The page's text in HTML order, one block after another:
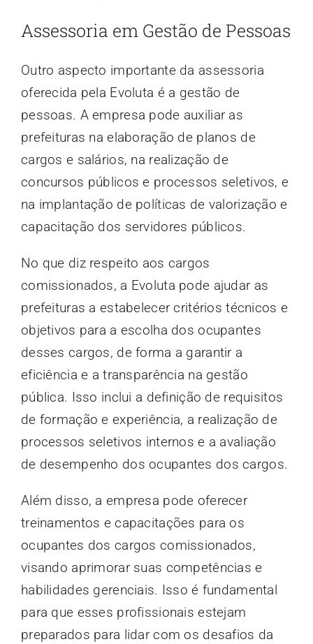
Assessoria em Gestão de Pessoas
Outro aspecto importante da assessoria
oferecida pela Evoluta é a gestão de
pessoas. A empresa pode auxiliar as
prefeituras na elaboração de planos de
cargos e salários, na realização de
concursos públicos e processos seletivos, e
na implantação de políticas de valorização e
capacitação dos servidores públicos.
No que diz respeito aos cargos
comissionados, a Evoluta pode ajudar as
prefeituras a estabelecer critérios técnicos e
objetivos para a escolha dos ocupantes
desses cargos, de forma a garantir a
eficiência e a transparência na gestão
pública. Isso inclui a definição de requisitos
de formação e experiência, a realização de
processos seletivos internos e a avaliação
de desempenho dos ocupantes dos cargos.
Além disso, a empresa pode oferecer
treinamentos e capacitações para os
ocupantes dos cargos comissionados,
visando aprimorar suas competências e
habilidades gerenciais. Isso é fundamental
para que esses profissionais estejam
preparados para lidar com os desafios da